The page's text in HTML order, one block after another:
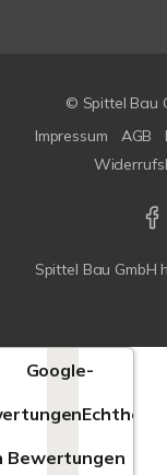
© Spittel Bau
Impressum
AGB
Spittel Bau GmbH
Google-
Echtheit
Bewertungen